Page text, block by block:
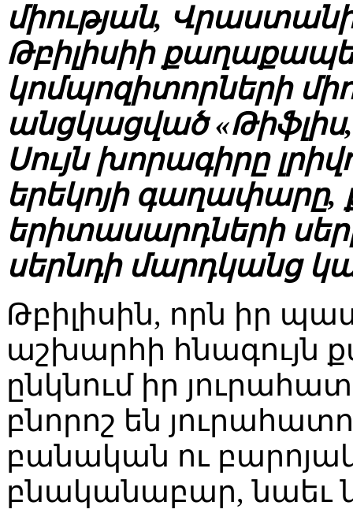
միության, Վրաստանի
Թբիլիսիի
կոմպոզիտորների
անցկացված «Թիֆլիս,
Սույն խորագիրը
երեկոյի
երիտասարդների
սերնդի մարդկանց
Թբիլիսին, որն իր
աշխարհի հնագույն
ընկնում իր
բնորոշ են
բանական ու
բնականաբար, նաեւ